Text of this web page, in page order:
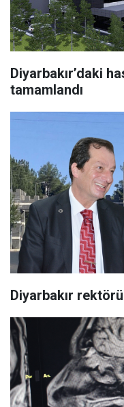
Diyarbakır’daki
tamamlandı
Diyarbakır